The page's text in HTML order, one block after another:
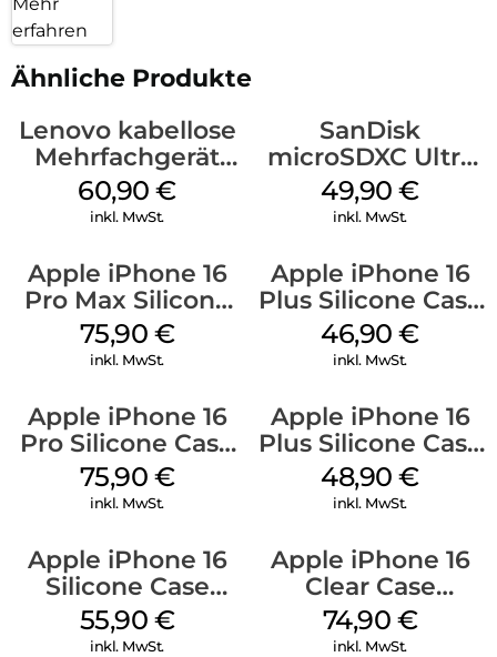
erfahren
Ähnliche Produkte
Lenovo kabellose
Mehrfachgerät
Luna Grey
60,90€
inkl. MwSt.
SanDisk
microSDXC Ultra
128 GB + Adapter
Mobile
49,90€
inkl. MwSt.
Apple iPhone 16
Pro Max Silicone
Case MagSafe
Stone Gray
75,90 €
inkl. MwSt.
Apple iPhone 16
Plus Silicone Case
MagSafe Stone
Gray
46,90€
inkl. MwSt.
Apple iPhone 16
Pro Silicone Case
MagSafe Stone
Gray
75,90 €
inkl. MwSt.
Apple iPhone 16
Plus Silicone Case
MagSafe Denim
48,90€
inkl. MwSt.
Apple iPhone 16
Silicone Case
MagSafe Plum
55,90 €
inkl. MwSt.
Apple iPhone 16
Clear Case
MagSafe
Transparent
74,90 €
inkl. MwSt.